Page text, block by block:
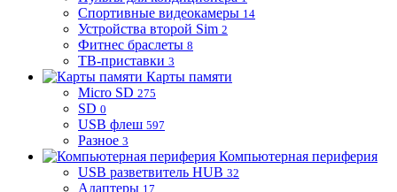
Спортивные видеокамеры 14
Устройства второй Sim 2
Фитнес браслеты 8
ТВ-приставки 3
Карты памяти
Micro SD 275
SD 0
USB флеш 597
Разное 3
Компьютерная периферия
USB разветвитель HUB 32
Адаптеры 17